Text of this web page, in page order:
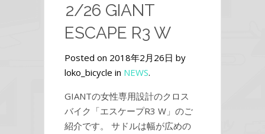
2/26 GIANT
ESCAPE R3 W
Posted on 2018年2月26日 by
loko_bicycle in NEWS.
GIANTの女性専用設計のクロス
バイク「エスケープR3 W」のご
紹介です。 サドルは幅が広めの